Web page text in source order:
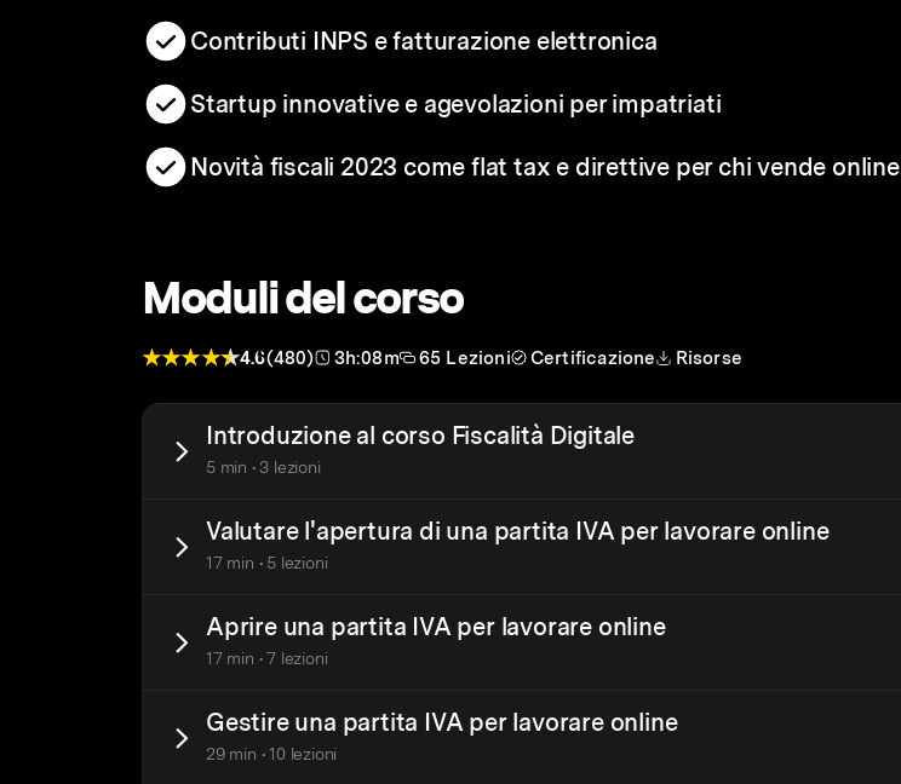
Contributi INPS e fatturazione elettronica
Startup innovative e agevolazioni per impatriati
Novità fiscali 2023 come flat tax e direttive per chi vende online
Moduli del corso
4.6(480) 3h:08m 65 Lezioni Certificazione Risorse
Introduzione al corso Fiscalità Digitale
5 min • 3 lezioni
Valutare l'apertura di una partita IVA per lavorare online
17 min • 5 lezioni
Aprire una partita IVA per lavorare online
17 min • 7 lezioni
Gestire una partita IVA per lavorare online
29 min • 10 lezioni